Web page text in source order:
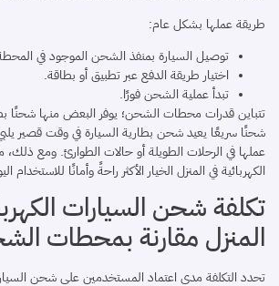
طريقة عملها بشكل عام:
توصيل السيارة بمنفذ الشحن الموجود في
اختيار طريقة الدفع عبر تطبيق أو بطاقة.
تبدأ عملية الشحن فورًا.
تتباين قدرات محطات الشحن؛ يوفر البعض منها شحنًا
شحنًا سريعًا يعيد شحن بطارية السيارة في وقت قصير
عملها في الرحلات الطويلة أو حالات الطوارئ. ومع
الكهربائية في المنزل الخيار الأكثر راحةً وأمانًا للاستخدام
تكلفة شحن السيارات
المنزل مقارنة بمحطات
تحدد التكلفة مدى اعتماد المستخدمين على شحن